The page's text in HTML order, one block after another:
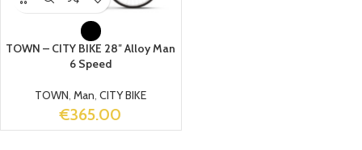
TOWN – CITY BIKE 28″ Alloy Man
6 Speed
TOWN,Man,CITY BIKE
€365.00